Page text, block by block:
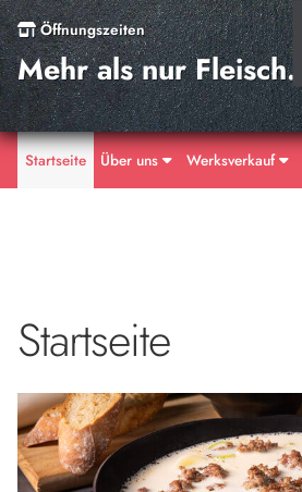
Öffnungszeiten
Mehr als nur Fleisch.
Startseite Über uns Werksverkauf
Startseite